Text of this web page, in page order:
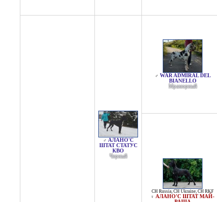
♂ АЛАНО'С
ШТАТ СТАТУС
КВО
Черный
♂ WAR ADMIRAL DEL
BIANELLO
Мраморный
CH Russia, CH Ukraine, CH RKF
♀ АЛАНО'C ШТАТ МАЙ-